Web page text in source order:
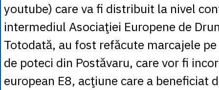
youtube) care va fi distribuit la nivel
intermediul Asociaţiei Europene de
Totodată, au fost refăcute marcajele
de poteci din Postăvaru, care vor fi
european E8, acţiune care a beneficiat